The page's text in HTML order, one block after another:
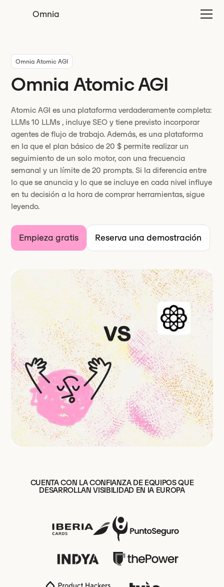
Omnia
Omnia Atomic AGI
Omnia Atomic AGI
Atomic AGI es una plataforma verdaderamente completa:
LLMs 10 LLMs , incluye SEO y tiene previsto incorporar
agentes de flujo de trabajo. Además, es una plataforma
en la que el plan básico de 20 $ permite realizar un
seguimiento de un solo motor, con una frecuencia
semanal y un límite de 20 prompts. Si la diferencia entre
lo que se anuncia y lo que se incluye en cada nivel influye
en tu decisión a la hora de comprar herramientas, sigue
leyendo.
Empieza gratis Reserva una demostración
CUENTA CON LA CONFIANZA DE EQUIPOS QUE
DESARROLLAN VISIBILIDAD EN IA EUROPA